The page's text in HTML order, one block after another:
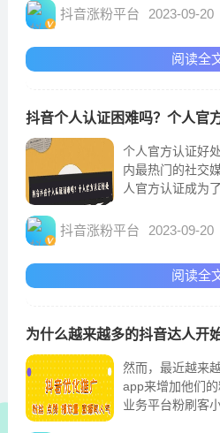
权，例如发布广
力。但是，抖音
才能使用置顶功
抖音涨粉平台 2023-09-20
阅读全
抖音个人认证困难吗？个人官
个人官方认证好
内最热门的社交
人官方认证成为
证明，并经过严
实力。因此，可
数普通用户来说
抖音涨粉平台 2023-09-20
阅读全
为什么越来越多的抖音达人开
然而，最近越来
app来增加他们
业务平台粉刷客